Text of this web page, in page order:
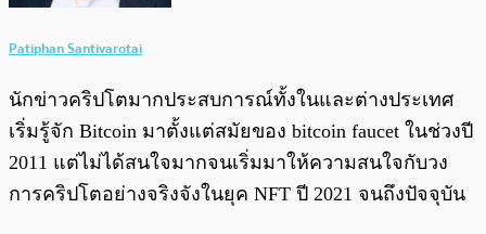
Patiphan Santivarotai
นักข่าวคริปโตมากประสบการณ์ทั้งในและต่างประเทศ
เริ่มรู้จัก Bitcoin มาตั้งแต่สมัยของ bitcoin faucet ในช่วงปี
2011 แต่ไม่ได้สนใจมากจนเริ่มมาให้ความสนใจกับวง
การคริปโตอย่างจริงจังในยุค NFT ปี 2021 จนถึงปัจจุบัน